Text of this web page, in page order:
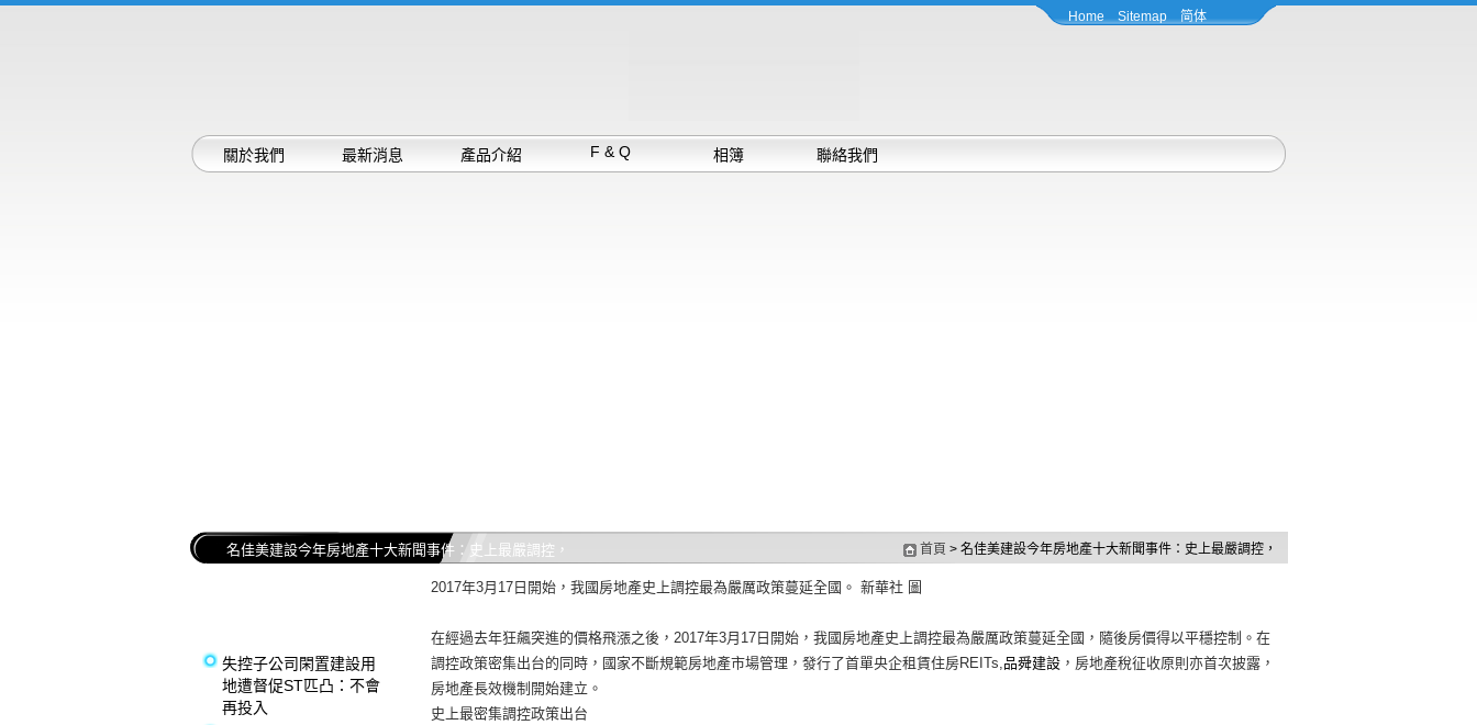
Home Sitemap 简体
關於我們 最新消息 產品介紹 F & Q 相簿 聯絡我們
首頁 > 名佳美建設今年房地產十大新聞事件：史上最嚴調控，
名佳美建設今年房地產十大新聞事件：史上最嚴調控，
失控子公司閑置建設用
地遭督促ST匹凸：不會
再投入
2017年3月17日開始，我國房地產史上調控最為嚴厲政策蔓延全國。 新華社 圖
在經過去年狂飆突進的價格飛漲之後，2017年3月17日開始，我國房地產史上調控最為嚴厲政策蔓延全國，隨後房價得以平穩控制。在
調控政策密集出台的同時，國家不斷規範房地產市場管理，發行了首單央企租賃住房REITs,品舜建設 ，房地產稅征收原則亦首次披露，
房地產長效機制開始建立。
史上最密集調控政策出台